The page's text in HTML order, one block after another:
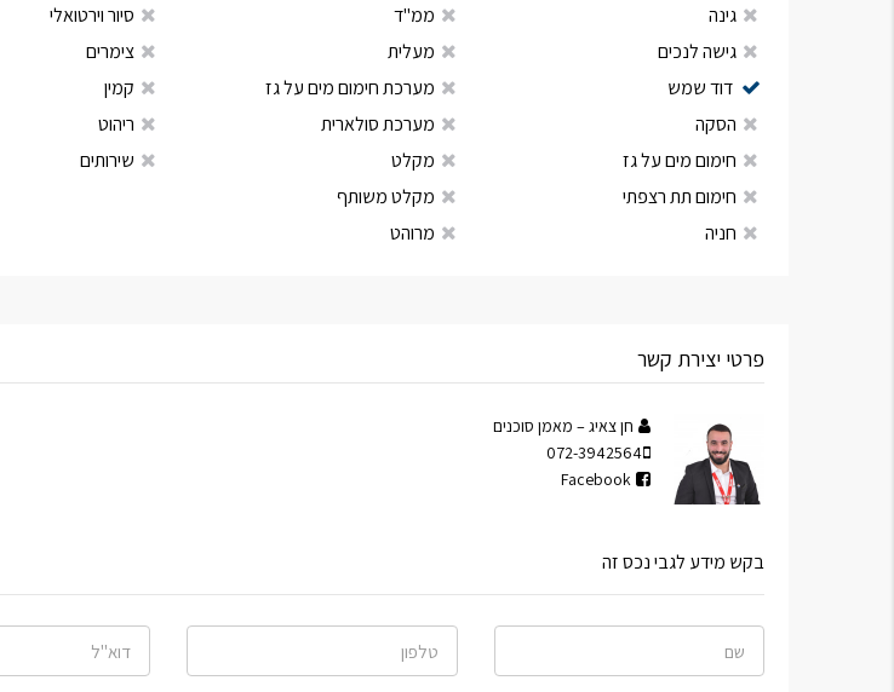
גינה
גישה לנכים
דוד שמש
הסקה
חימום מים על גז
חימום תת רצפתי
חניה
ממ"ד
מעלית
מערכת חימום מים על גז
מערכת סולארית
מקלט
מקלט משותף
מרוהט
סיור וירטואלי
צימרים
קמין
ריהוט
שירותים
פרטי יצירת קשר
חן צאיג – מאמן סוכנים
072-3942564
Facebook
בקש מידע לגבי נכס זה